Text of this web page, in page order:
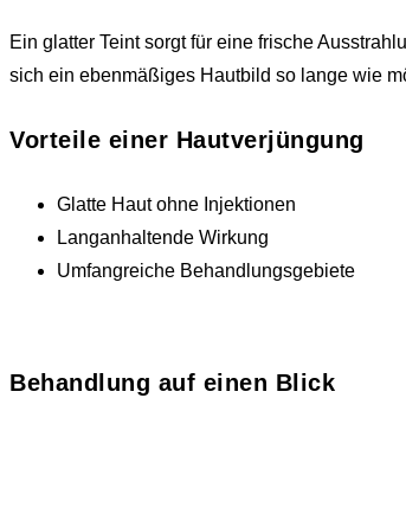
Ein glatter Teint sorgt für eine frische
sich ein ebenmäßiges Hautbild so lange wie
Vorteile einer Hautverjüngung
Glatte Haut ohne Injektionen
Langanhaltende Wirkung
Umfangreiche Behandlungsgebiete
Behandlung auf einen Blick